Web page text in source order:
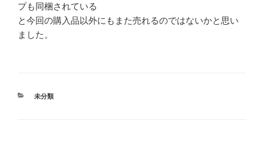
プも同梱されている
と今回の購入品以外にもまた売れるのではないかと思い
ました。
カ
未分類